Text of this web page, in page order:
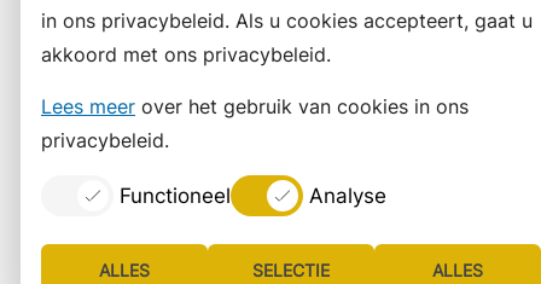
in ons privacybeleid. Als u cookies accepteert, gaat u
akkoord met ons privacybeleid.
Lees meer over het gebruik van cookies in ons
privacybeleid.
Functioneel Analyse
ALLES SELECTIE ALLES